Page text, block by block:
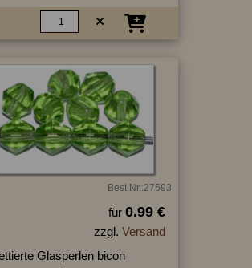
Best.Nr.:27593
für 0.99 €
zzgl. Versand
Glasperlen bicon